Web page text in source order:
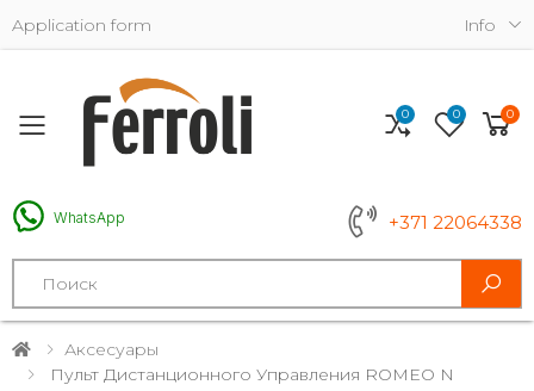
Application form Info
Toggle mobile menu
WhatsApp +371 22064338
Search
0 0 0
Аксесуары
Пульт Дистанционного Управления ROMEO N